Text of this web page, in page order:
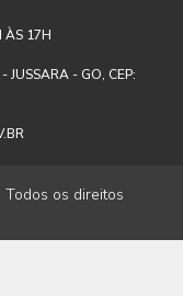
ÀS 17H
JUSSARA - GO, CEP:
os direitos